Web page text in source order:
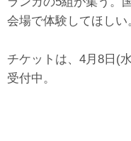
会場で体験してほしい
チケットは、4月8日(
受付中。